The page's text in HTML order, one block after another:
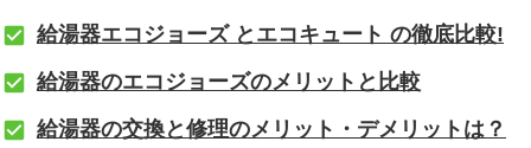
給湯器エコジョーズ とエコキュート の徹底比較!
給湯器のエコジョーズのメリットと比較
給湯器の交換と修理のメリット・デメリットは？